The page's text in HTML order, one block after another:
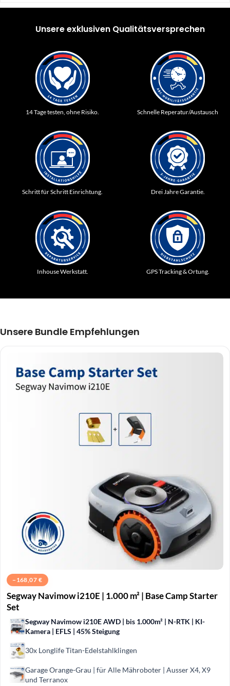
Unsere exklusiven Qualitätsversprechen
14 Tage testen, ohne Risiko. Schnelle Reperatur/Austausch
Schritt für Schritt Einrichtung. Drei Jahre Garantie.
Inhouse Werkstatt. GPS Tracking & Ortung.
Unsere Bundle Empfehlungen
− 168,07 €
Segway Navimow i210E | 1.000 m² | Base Camp Starter
Set
Segway Navimow i210E AWD | bis 1.000m² | N-RTK | KI-
Kamera | EFLS | 45% Steigung
30x Longlife Titan-Edelstahlklingen
Garage Orange-Grau | für Alle Mähroboter | Ausser X4, X9
und Terranox